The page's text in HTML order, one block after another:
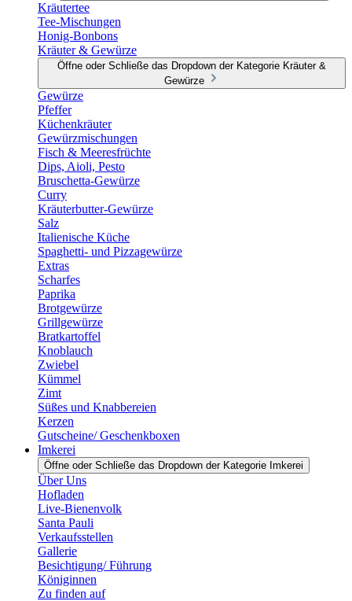
Kräutertee
Tee-Mischungen
Honig-Bonbons
Kräuter & Gewürze
Öffne oder Schließe das Dropdown der Kategorie Kräuter &
Gewürze
Gewürze
Pfeffer
Küchenkräuter
Gewürzmischungen
Fisch & Meeresfrüchte
Dips, Aioli, Pesto
Bruschetta-Gewürze
Curry
Kräuterbutter-Gewürze
Salz
Italienische Küche
Spaghetti- und Pizzagewürze
Extras
Scharfes
Paprika
Brotgewürze
Grillgewürze
Bratkartoffel
Knoblauch
Zwiebel
Kümmel
Zimt
Süßes und Knabbereien
Kerzen
Gutscheine/ Geschenkboxen
Imkerei
Öffne oder Schließe das Dropdown der Kategorie Imkerei
Über Uns
Hofladen
Live-Bienenvolk
Santa Pauli
Verkaufsstellen
Gallerie
Besichtigung/ Führung
Königinnen
Zu finden auf